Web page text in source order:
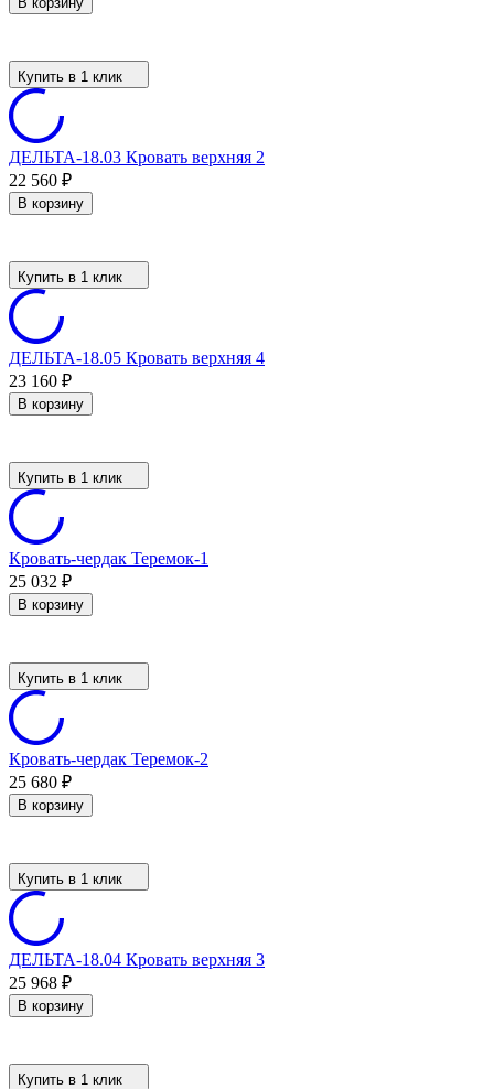
Купить в 1 клик
ДЕЛЬТА-18.03 Кровать верхняя 2
22 560 ₽
В корзину
Купить в 1 клик
ДЕЛЬТА-18.05 Кровать верхняя 4
23 160 ₽
В корзину
Купить в 1 клик
Кровать-чердак Теремок-1
25 032 ₽
В корзину
Купить в 1 клик
Кровать-чердак Теремок-2
25 680 ₽
В корзину
Купить в 1 клик
ДЕЛЬТА-18.04 Кровать верхняя 3
25 968 ₽
В корзину
Купить в 1 клик